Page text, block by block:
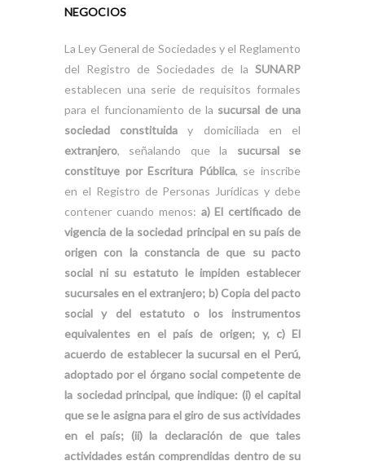
NEGOCIOS
La Ley General de Sociedades y el Reglamento
del Registro de Sociedades de la SUNARP
establecen una serie de requisitos formales
para el funcionamiento de la sucursal de una
sociedad constituida y domiciliada en el
extranjero, señalando que la sucursal se
constituye por Escritura Pública, se inscribe
en el Registro de Personas Jurídicas y debe
contener cuando menos: a) El certificado de
vigencia de la sociedad principal en su país de
origen con la constancia de que su pacto
social ni su estatuto le impiden establecer
sucursales en el extranjero; b) Copia del pacto
social y del estatuto o los instrumentos
equivalentes en el país de origen; y, c) El
acuerdo de establecer la sucursal en el Perú,
adoptado por el órgano social competente de
la sociedad principal, que indique: (i) el capital
que se le asigna para el giro de sus actividades
en el país; (ii) la declaración de que tales
actividades están comprendidas dentro de su